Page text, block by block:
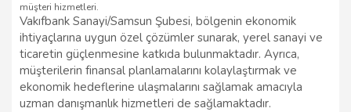
müşteri hizmetleri.
Vakıfbank Sanayi/Samsun Şubesi, bölgenin ekonomik
ihtiyaçlarına uygun özel çözümler sunarak, yerel sanayi ve
ticaretin güçlenmesine katkıda bulunmaktadır. Ayrıca,
müşterilerin finansal planlamalarını kolaylaştırmak ve
ekonomik hedeflerine ulaşmalarını sağlamak amacıyla
uzman danışmanlık hizmetleri de sağlamaktadır.